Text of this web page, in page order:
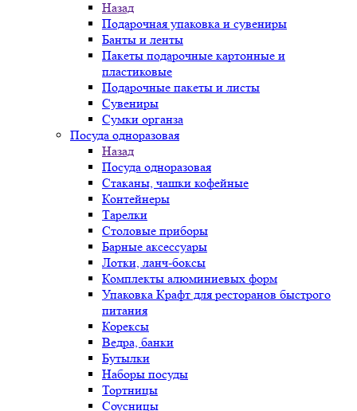
Назад
Подарочная упаковка и сувениры
Банты и ленты
Пакеты подарочные картонные и
пластиковые
Подарочные пакеты и листы
Сувениры
Сумки органза
Посуда одноразовая
Назад
Посуда одноразовая
Стаканы, чашки кофейные
Контейнеры
Тарелки
Столовые приборы
Барные аксессуары
Лотки, ланч-боксы
Комплекты алюминиевых форм
Упаковка Крафт для ресторанов быстрого
питания
Корексы
Ведра, банки
Бутылки
Наборы посуды
Тортницы
Соусницы